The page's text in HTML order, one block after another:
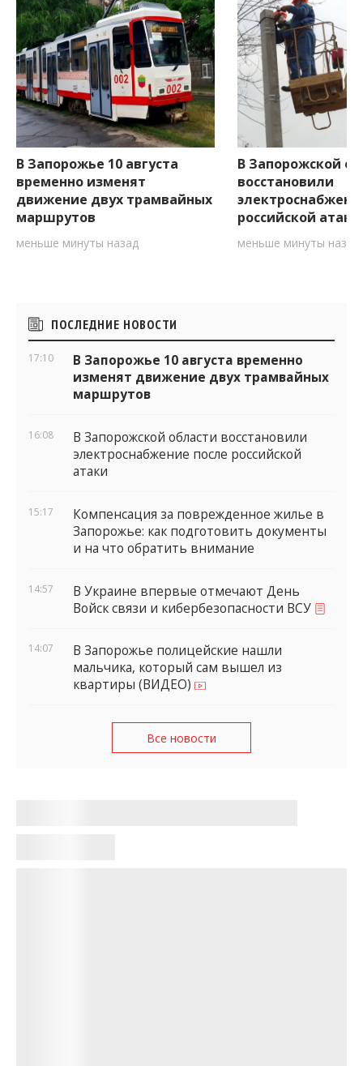
В Запорожье 10 августа
временно изменят
движение двух трамвайных
маршрутов
меньше минуты назад
В Запорожской
восстановили
российской атаки
меньше минуты назад
Боковые
виджеты
ПОСЛЕДНИЕ НОВОСТИ
17:10
В Запорожье 10 августа временно
изменят движение двух трамвайных
маршрутов
16:08
В Запорожской области восстановили
электроснабжение после российской
атаки
15:17
Компенсация за поврежденное жилье в
Запорожье: как подготовить документы
и на что обратить внимание
14:57
В Украине впервые отмечают День
Войск связи и кибербезопасности ВСУ
14:07
В Запорожье полицейские нашли
мальчика, который сам вышел из
квартиры (ВИДЕО)
Все новости